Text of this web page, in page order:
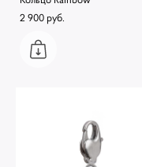
2 900 pуб.